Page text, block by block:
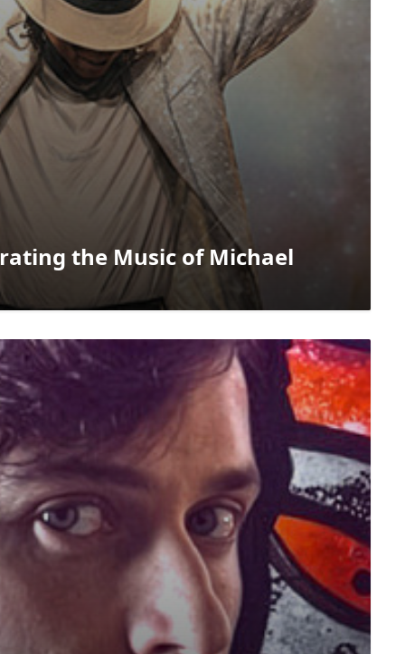
the Music of Michael